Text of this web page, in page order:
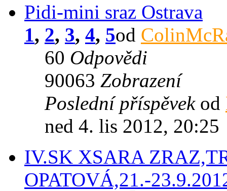
Pidi-mini sraz Ostrava
1, 2, 3, 4, 5od
60 Odpovědi
90063 Zobrazení
Poslední příspěvek od
ned 4. lis 2012, 20:25
IV.SK XSARA
OPATOVÁ,21.-